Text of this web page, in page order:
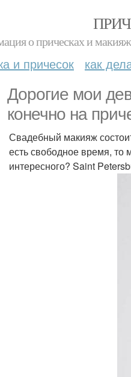
о прическах и
и причесок как
Дорогие мои
конечно на
Свадебный макияж
есть свободное время, то
интересного? Saint